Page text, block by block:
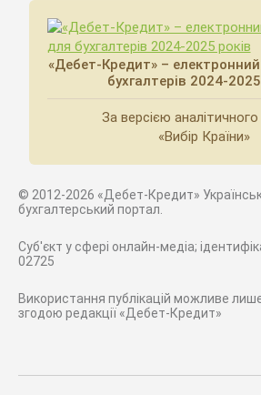
«Дебет-Кредит» –
бухгалтерів 2024-
За версією
«Вибір Країни»
© 2012-2026 «Дебет-Кредит»
бухгалтерський портал.
Суб'єкт у сфері онлайн-медіа;
02725
Використання публікацій можливе
згодою редакції «Дебет-Кредит»